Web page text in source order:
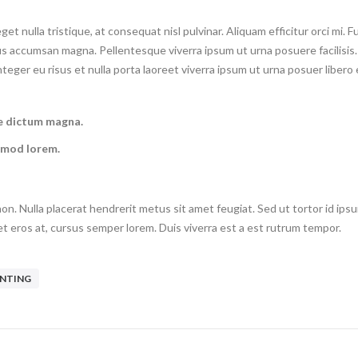
nulla tristique, at consequat nisl pulvinar. Aliquam efficitur orci mi.
magna. Pellentesque viverra ipsum ut urna posuere facilisis.
eu risus et nulla porta laoreet viverra ipsum ut urna posuer libero
dictum magna.
lorem.
Nulla placerat hendrerit metus sit amet feugiat. Sed ut tortor id
eros at, cursus semper lorem. Duis viverra est a est rutrum tempor.